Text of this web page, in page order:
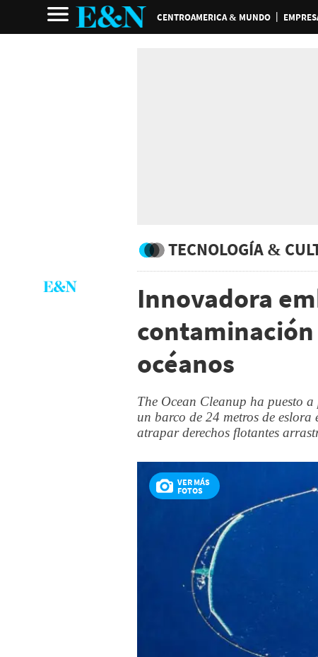
CENTROAMERICA & MUNDO
TECNOLOGÍA &
Innovadora
océanos
The Ocean Cleanup ha puesto
un barco de 24 metros de
atrapar derechos flotantes
VER MÁS
FOTOS